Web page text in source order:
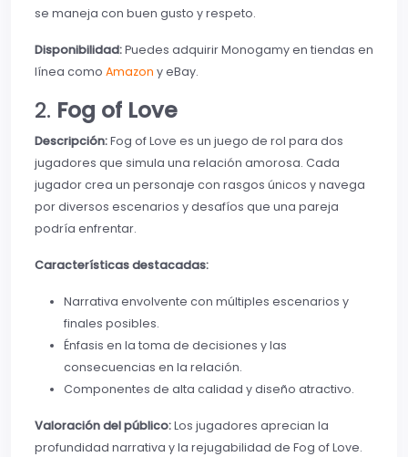
se maneja con buen gusto y respeto.
Disponibilidad:Puedes adquirir Monogamy en tiendas en
línea como Amazon y eBay.
2. Fog of Love
Descripción:Fog of Love es un juego de rol para dos
jugadores que simula una relación amorosa. Cada
jugador crea un personaje con rasgos únicos y navega
por diversos escenarios y desafíos que una pareja
podría enfrentar.
Características destacadas:
Narrativa envolvente con múltiples escenarios y
finales posibles.
Énfasis en la toma de decisiones y las
consecuencias en la relación.
Componentes de alta calidad y diseño atractivo.
Valoración del público:Los jugadores aprecian la
profundidad narrativa y la rejugabilidad de Fog of Love.